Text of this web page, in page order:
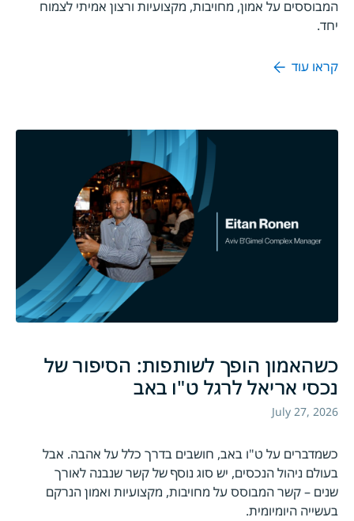
המבוססים על אמון, מחויבות, מקצועיות ורצון אמיתי לצמוח
יחד.
קראו עוד
כשהאמון הופך לשותפות: הסיפור של
נכסי אריאל לרגל ט"ו באב
July 27, 2026
כשמדברים על ט"ו באב, חושבים בדרך כלל על אהבה. אבל
בעולם ניהול הנכסים, יש סוג נוסף של קשר שנבנה לאורך
שנים – קשר המבוסס על מחויבות, מקצועיות ואמון הנרקם
בעשייה היומיומית.